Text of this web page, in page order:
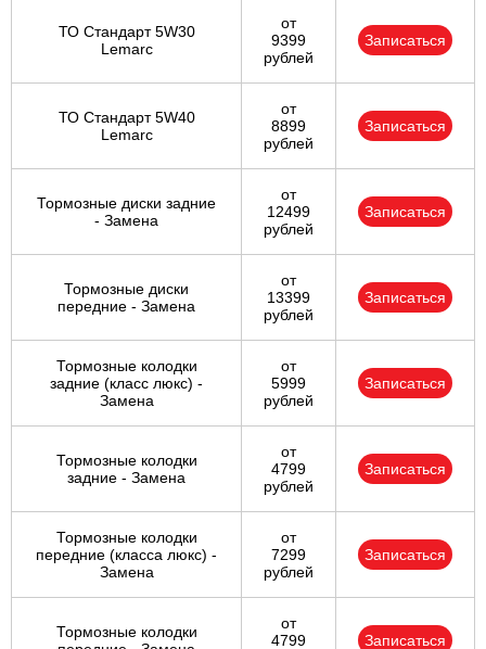
ТО Стандарт 5W30
Lemarc
от
9399
рублей
Записаться
ТО Стандарт 5W40
Lemarc
от
8899
рублей
Записаться
Тормозные диски задние
- Замена
от
12499
рублей
Записаться
Тормозные диски
передние - Замена
от
13399
рублей
Записаться
Тормозные колодки
задние (класс люкс) -
Замена
от
5999
рублей
Записаться
Тормозные колодки
задние - Замена
от
4799
рублей
Записаться
Тормозные колодки
передние (класса люкс) -
Замена
от
7299
рублей
Записаться
Тормозные колодки
от
4799
Записаться